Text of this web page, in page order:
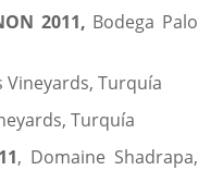
2011, Bodega Palo
Vineyards, Turquía
Turquía
, Domaine Shadrapa,